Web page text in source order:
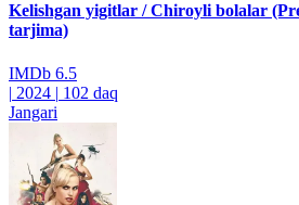
Kelishgan yigitlar / Chiroyli bolalar
tarjima)
IMDb 6.5
| 2024 | 102 daq
Jangari